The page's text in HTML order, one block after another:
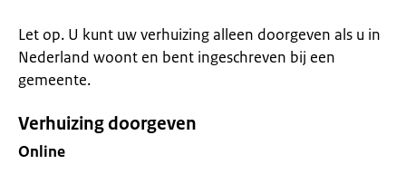
Let op. U kunt uw verhuizing alleen doorgeven als u in
Nederland woont en bent ingeschreven bij een
gemeente.
Verhuizing doorgeven
Online